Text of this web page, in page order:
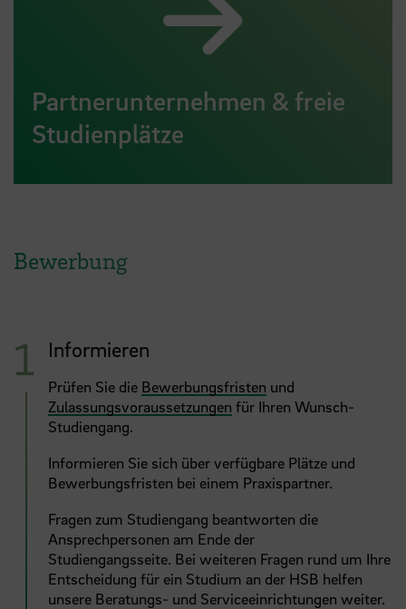
Partnerunternehmen & freie
Studienplätze
Bewerbung
Informieren
Prüfen Sie die Bewerbungsfristen und
Zulassungsvoraussetzungen für Ihren Wunsch-
Studiengang.
Informieren Sie sich über verfügbare Plätze und
Bewerbungsfristen bei einem Praxispartner.
Fragen zum Studiengang beantworten die
Ansprechpersonen am Ende der
Studiengangsseite. Bei weiteren Fragen rund um Ihre
Entscheidung für ein Studium an der HSB helfen
unsere Beratungs- und Serviceeinrichtungen weiter.